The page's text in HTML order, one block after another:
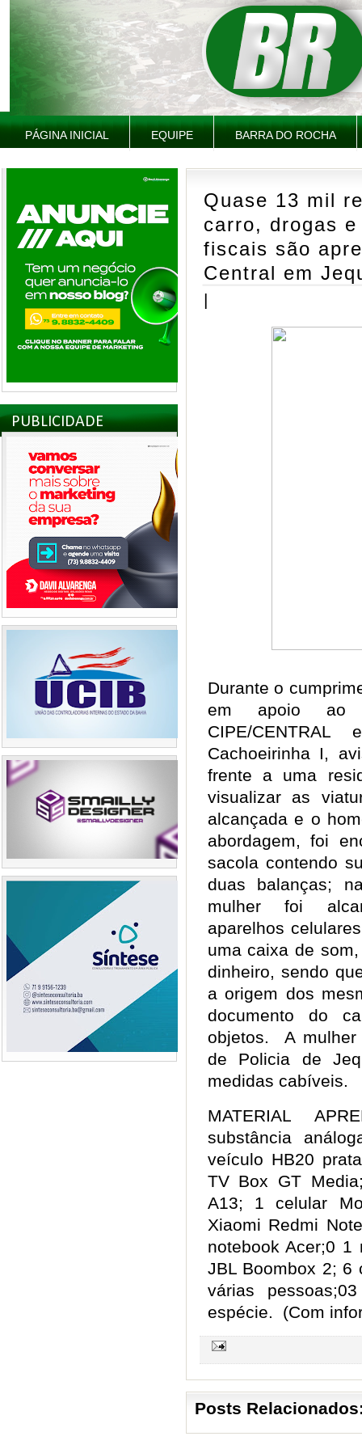
PÁGINA INICIAL EQUIPE BARRA DO ROCHA
PUBLICIDADE
Quase 13 mil
carro, drogas
fiscais são
Central em
|
Durante o
em apoio ao
CIPE/
Cachoeirinha I,
frente a uma
visualizar as
alcançada e o
abordagem, foi
sacola contendo
duas balanças;
mulher foi
aparelhos
uma caixa de
dinheiro, sendo
a origem dos
documento do
objetos. A mulher
de Policia de
medidas cabíveis.
MATERIAL
substância
veículo HB20
TV Box GT
A13; 1 celular
Xiaomi Redmi
notebook Acer;0 1
JBL Boombox 2; 6
várias
espécie. (Com
Posts